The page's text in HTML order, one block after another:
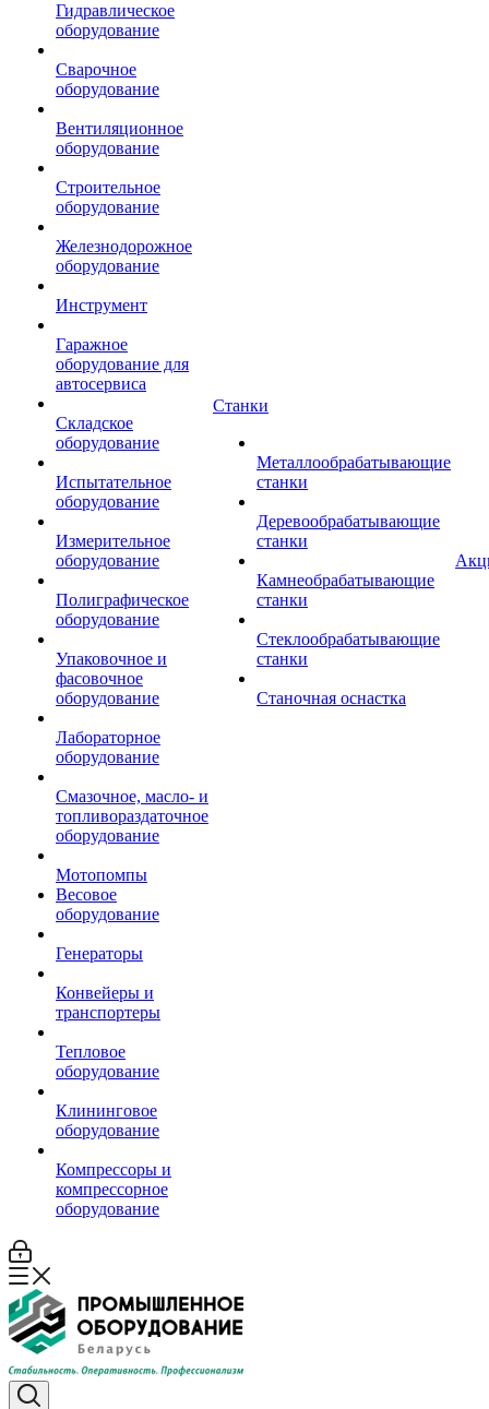
Гидравлическое
оборудование
Сварочное
оборудование
Вентиляционное
оборудование
Строительное
оборудование
Железнодорожное
оборудование
Инструмент
Гаражное
оборудование для
автосервиса
Складское
оборудование
Испытательное
оборудование
Измерительное
оборудование
Полиграфическое
оборудование
Упаковочное и
фасовочное
оборудование
Лабораторное
оборудование
Смазочное, масло- и
топливораздаточное
оборудование
Мотопомпы
Весовое
оборудование
Генераторы
Конвейеры и
транспортеры
Тепловое
оборудование
Клининговое
оборудование
Компрессоры и
компрессорное
оборудование
Станки
Металлообрабатывающие
станки
Деревообрабатывающие
станки
Камнеобрабатывающие
станки
Стеклообрабатывающие
станки
Станочная оснастка